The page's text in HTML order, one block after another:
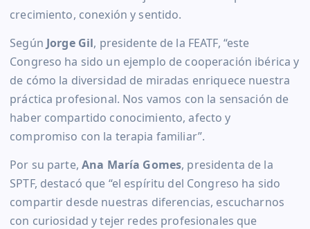
crecimiento, conexión y sentido.
Según Jorge Gil, presidente de la FEATF, “este
Congreso ha sido un ejemplo de cooperación ibérica y
de cómo la diversidad de miradas enriquece nuestra
práctica profesional. Nos vamos con la sensación de
haber compartido conocimiento, afecto y
compromiso con la terapia familiar”.
Por su parte,Ana María Gomes, presidenta de la
SPTF, destacó que “el espíritu del Congreso ha sido
compartir desde nuestras diferencias, escucharnos
con curiosidad y tejer redes profesionales que